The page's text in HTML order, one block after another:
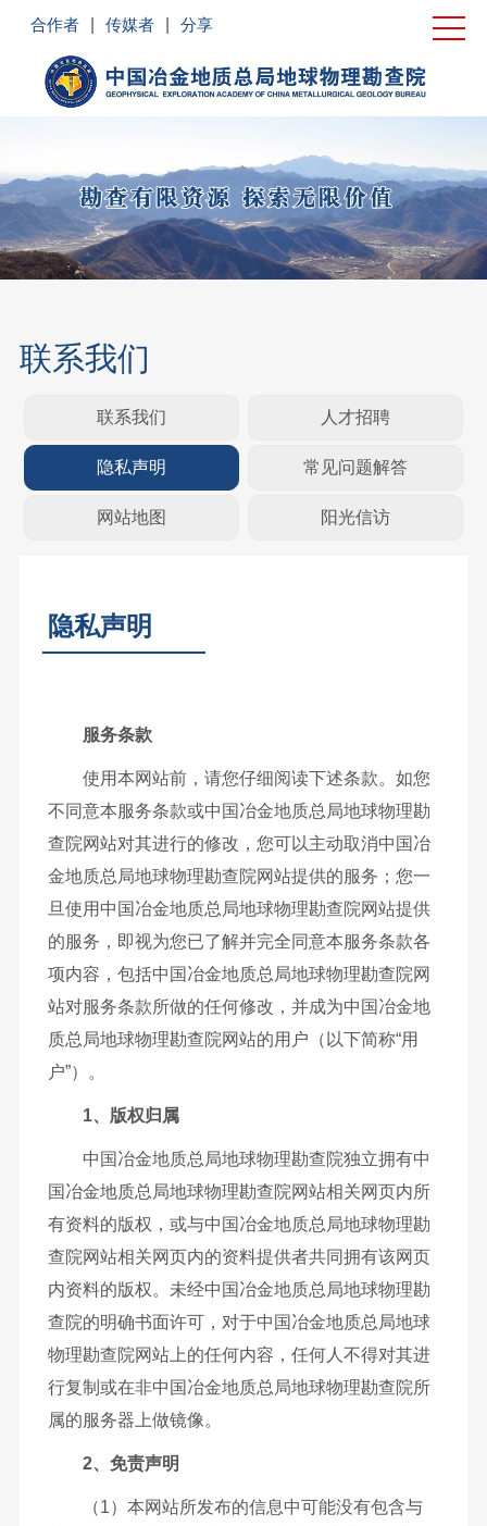
合作者 传媒者 分享
单位概况
新闻中心
党建工作
业务领域
企业文化
联系我们
联系我们 人才招聘
隐私声明 常见问题解答
网站地图 阳光信访
隐私声明
服务条款
使用本网站前，请您仔细阅读下述条款。如您
不同意本服务条款或中国冶金地质总局地球物理勘
查院网站对其进行的修改，您可以主动取消中国冶
金地质总局地球物理勘查院网站提供的服务；您一
旦使用中国冶金地质总局地球物理勘查院网站提供
的服务，即视为您已了解并完全同意本服务条款各
项内容，包括中国冶金地质总局地球物理勘查院网
站对服务条款所做的任何修改，并成为中国冶金地
质总局地球物理勘查院网站的用户（以下简称“用
户”）。
1、版权归属
中国冶金地质总局地球物理勘查院独立拥有中
国冶金地质总局地球物理勘查院网站相关网页内所
有资料的版权，或与中国冶金地质总局地球物理勘
查院网站相关网页内的资料提供者共同拥有该网页
内资料的版权。未经中国冶金地质总局地球物理勘
查院的明确书面许可，对于中国冶金地质总局地球
物理勘查院网站上的任何内容，任何人不得对其进
行复制或在非中国冶金地质总局地球物理勘查院所
属的服务器上做镜像。
2、免责声明
（1）本网站所发布的信息中可能没有包含与